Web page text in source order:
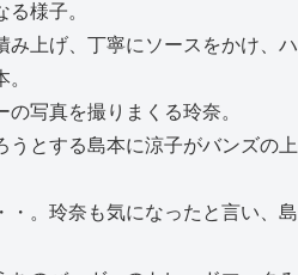
様子。
み上げ、丁寧にソースをかけ、ハ
写真を撮りまくる玲奈。
うとする島本に涼子がバンズの上
・。玲奈も気になったと言い、島